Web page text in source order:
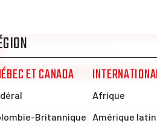
Nouvelles et analyses